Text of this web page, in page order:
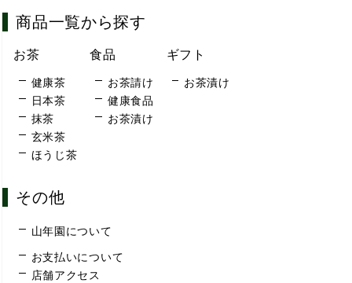
商品一覧から探す
お茶
健康茶
日本茶
抹茶
玄米茶
ほうじ茶
食品
お茶請け
健康食品
お茶漬け
ギフト
お茶漬け
その他
山年園について
お支払いについて
店舗アクセス